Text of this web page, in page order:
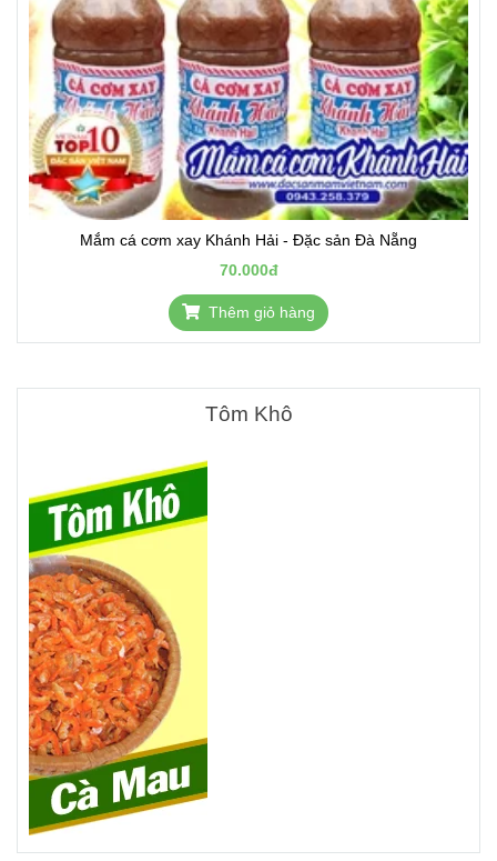
Mắm cá cơm xay Khánh Hải - Đặc sản Đà Nẵng
70.000đ
Thêm giỏ hàng
Tôm Khô